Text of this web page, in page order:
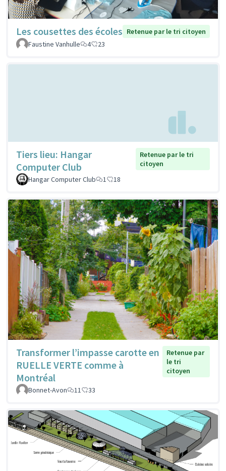
Les cousettes des écoles Retenue par le tri citoyen
Faustine Vanhulle
4 23
Tiers lieu: Hangar
Computer Club
Retenue par le tri
citoyen
Hangar Computer Club
1 18
Transformer l’impasse carotte en
RUELLE VERTE comme à
Montréal
Retenue par
le tri
citoyen
Bonnet-Avon 11 33